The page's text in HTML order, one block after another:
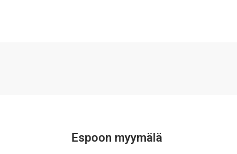
Espoon myymälä